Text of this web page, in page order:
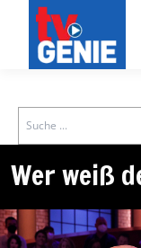
Search
Wer weiß